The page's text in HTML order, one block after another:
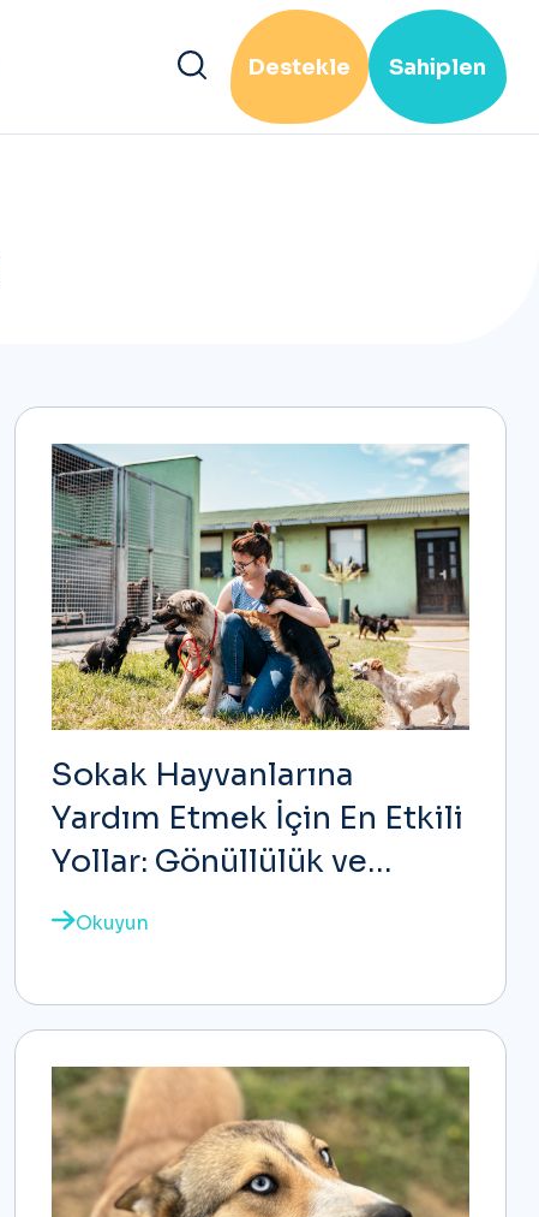
Destekle Sahiplen
Sokak Hayvanlarına
Yardım Etmek İçin En Etkili
Yollar: Gönüllülük ve
Geçici Yuva Nedir?
Okuyun